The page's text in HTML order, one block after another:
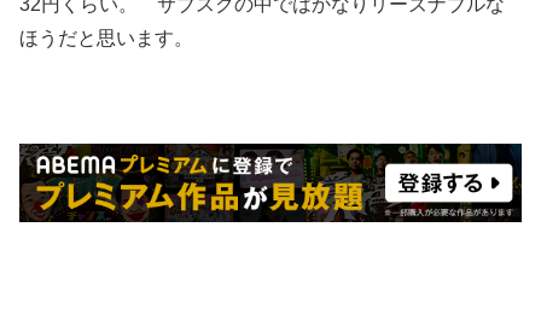
32円くらい。 サブスクの中ではかなりリーズナブルな
ほうだと思います。